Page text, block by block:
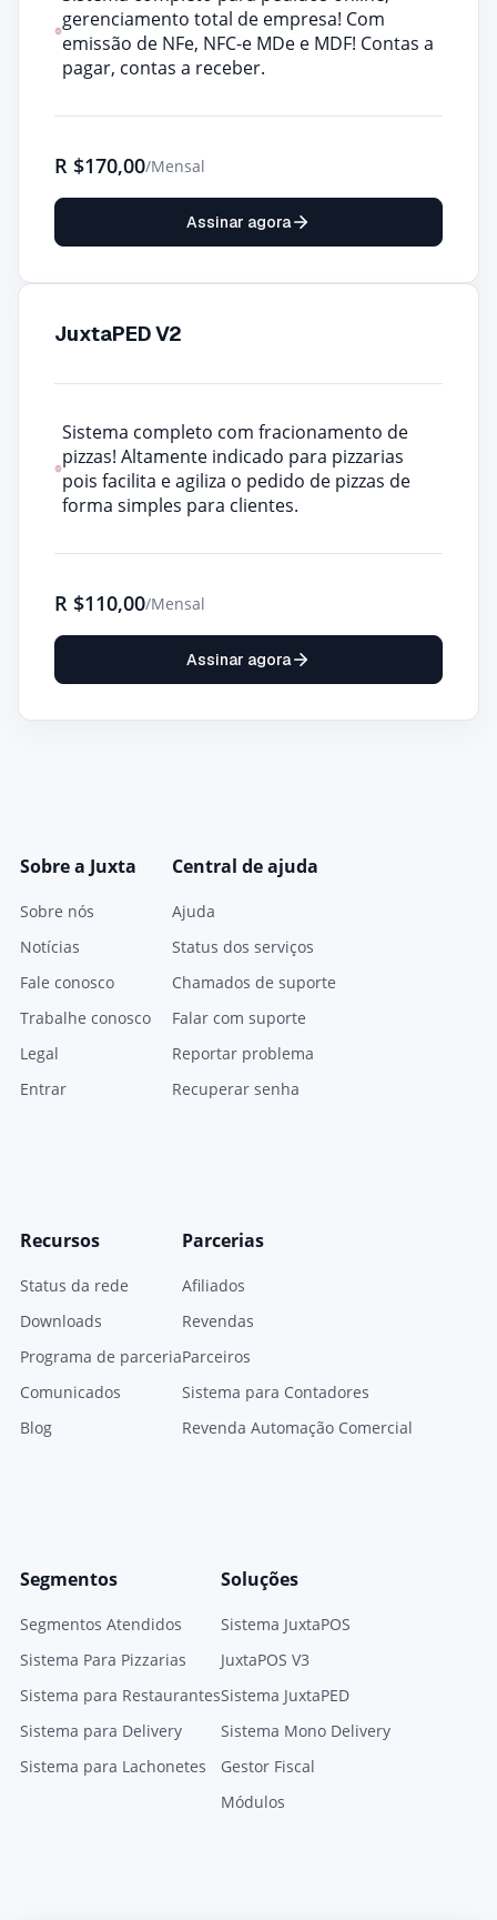
gerenciamento total de empresa! Com
emissão de NFe, NFC-e MDe e MDF! Contas a
pagar, contas a receber.
R $170,00/Mensal
Assinar agora
JuxtaPED V2
Sistema completo com fracionamento de
pizzas! Altamente indicado para pizzarias
pois facilita e agiliza o pedido de pizzas de
forma simples para clientes.
R $110,00/Mensal
Assinar agora
Sobre a Juxta
Sobre nós
Notícias
Fale conosco
Trabalhe conosco
Legal
Entrar
Central de ajuda
Ajuda
Status dos serviços
Chamados de suporte
Falar com suporte
Reportar problema
Recuperar senha
Recursos
Status da rede
Downloads
Programa de parceria
Comunicados
Blog
Parcerias
Afiliados
Revendas
Parceiros
Sistema para Contadores
Revenda Automação Comercial
Segmentos
Segmentos Atendidos
Sistema Para Pizzarias
Sistema para Restaurantes
Sistema para Delivery
Sistema para Lachonetes
Soluções
Sistema JuxtaPOS
JuxtaPOS V3
Sistema JuxtaPED
Sistema Mono Delivery
Gestor Fiscal
Módulos